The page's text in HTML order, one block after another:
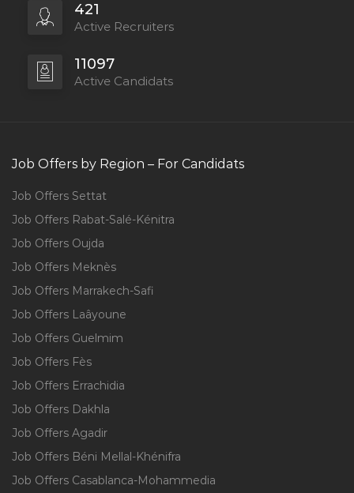
421
Active Recruiters
11097
Active Candidats
Job Offers by Region – For Candidats
Job Offers Settat
Job Offers Rabat-Salé-Kénitra
Job Offers Oujda
Job Offers Meknès
Job Offers Marrakech-Safi
Job Offers Laâyoune
Job Offers Guelmim
Job Offers Fès
Job Offers Errachidia
Job Offers Dakhla
Job Offers Agadir
Job Offers Béni Mellal-Khénifra
Job Offers Casablanca-Mohammedia